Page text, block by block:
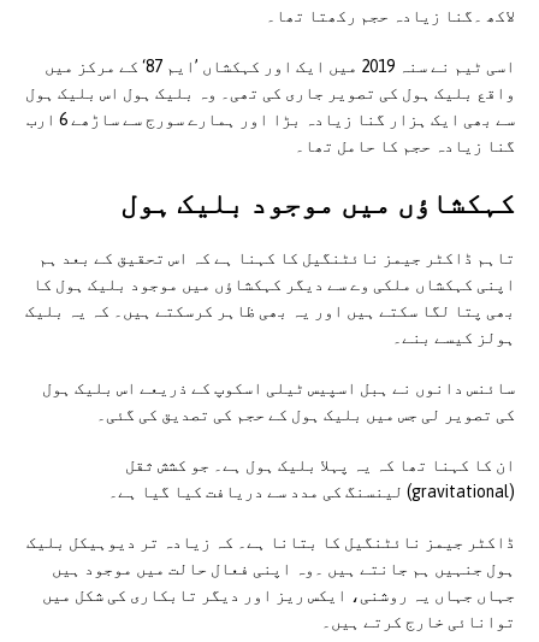
لاکھ ۔گنا زیادہ حجم رکھتا تھا۔
اسی ٹیم نے سنہ 2019 میں ایک اور کہکشاں ’ایم 87‘ کے مرکز میں
واقع بلیک ہول کی تصویر جاری کی تھی۔ وہ بلیک ہول اس بلیک ہول
سے بھی ایک ہزار گنا زیادہ بڑا اور ہمارے سورج سے ساڑھے 6 ارب
گنا زیادہ حجم کا حامل تھا۔
کہکشاؤں میں موجود بلیک ہول
تاہم ڈاکٹر جیمز نائٹنگیل کا کہنا ہے کہ اس تحقیق کے بعد ہم
اپنی کہکشاں ملکی وے سے دیگر کہکشاؤں میں موجود بلیک ہول کا
بھی پتا لگا سکتے ہیں اور یہ بھی ظاہر کرسکتے ہیں۔ کہ یہ بلیک
ہولز کیسے بنے۔
سائنس دانوں نے ہبل اسپیس ٹیلی اسکوپ کے ذریعے اس بلیک ہول
کی تصویر لی جس میں بلیک ہول کے حجم کی تصدیق کی گئی۔
ان کا کہنا تھا کہ یہ پہلا بلیک ہول ہے۔ جو کشش ثقل
(gravitational) لینسنگ کی مدد سے دریافت کیا گیا ہے۔
ڈاکٹر جیمز نائٹنگیل کا بتانا ہے۔ کہ زیادہ تر دیوہیکل بلیک
ہول جنہیں ہم جانتے ہیں ۔وہ اپنی فعال حالت میں موجود ہیں
جہاں جہاں یہ روشنی، ایکس ریز اور دیگر تابکاری کی شکل میں
توانائی خارج کرتے ہیں۔